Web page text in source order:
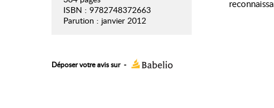
ISBN : 9782748372663
Parution : janvier 2012
Déposer votre avis sur -